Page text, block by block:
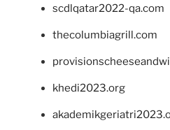
scdlqatar2022-qa.com
thecolumbiagrill.com
khedi2023.org